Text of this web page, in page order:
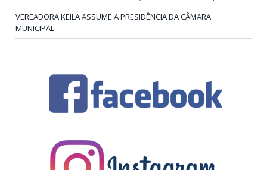
VEREADORA KEILA ASSUME A PRESIDÊNCIA DA CÂMARA
MUNICIPAL.